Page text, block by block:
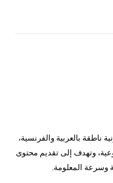
بالعربية والفرنسية،
وتهدف إلى تقديم محتوى
وسرعة المعلومة.